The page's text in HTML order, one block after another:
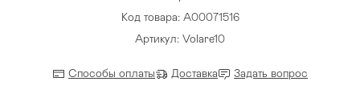
Код товара: A00071516
Артикул: Volare10
Способы оплаты Доставка Задать вопрос